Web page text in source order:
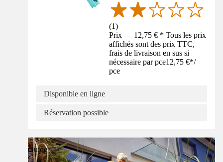
(1)
Prix — 12,75 € * Tous les prix
affichés sont des prix TTC,
frais de livraison en sus si
nécessaire par pce12,75 €*/
pce
Disponible en ligne
Réservation possible
Guide